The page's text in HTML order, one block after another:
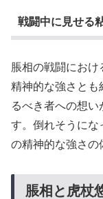
戦闘中に見せる
脹相の戦闘におけ
精神的な強さとも
るべき者への想い
す。倒れそうにな
の精神的な強さの
脹相と虎杖